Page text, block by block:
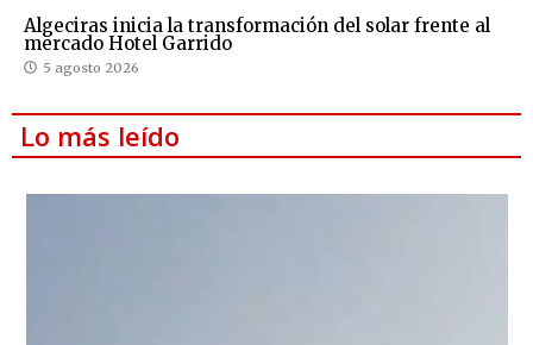
Algeciras inicia la transformación del solar frente al
mercado Hotel Garrido
5 agosto 2026
Lo más leído